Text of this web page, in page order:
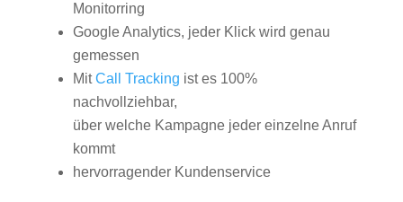
Monitorring
Google Analytics, jeder Klick wird genau
gemessen
MitCall Tracking ist es 100%
nachvollziehbar,
über welche Kampagne jeder einzelne Anruf
kommt
hervorragender Kundenservice